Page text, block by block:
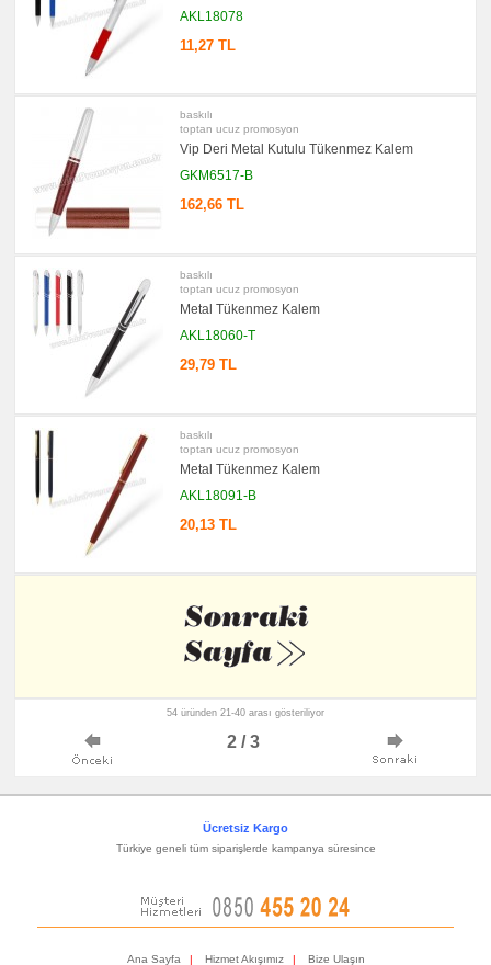
AKL18078
11,27 TL
baskılı
toptan ucuz promosyon
Vip Deri Metal Kutulu Tükenmez Kalem
GKM6517-B
162,66 TL
baskılı
toptan ucuz promosyon
Metal Tükenmez Kalem
AKL18060-T
29,79 TL
baskılı
toptan ucuz promosyon
Metal Tükenmez Kalem
AKL18091-B
20,13 TL
54 üründen 21-40 arası gösteriliyor
2 / 3
Ücretsiz Kargo
Türkiye geneli tüm siparişlerde kampanya süresince
Ana Sayfa Hizmet Akışımız Bize Ulaşın